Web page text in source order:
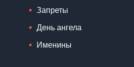
Запреты
День ангела
Именины